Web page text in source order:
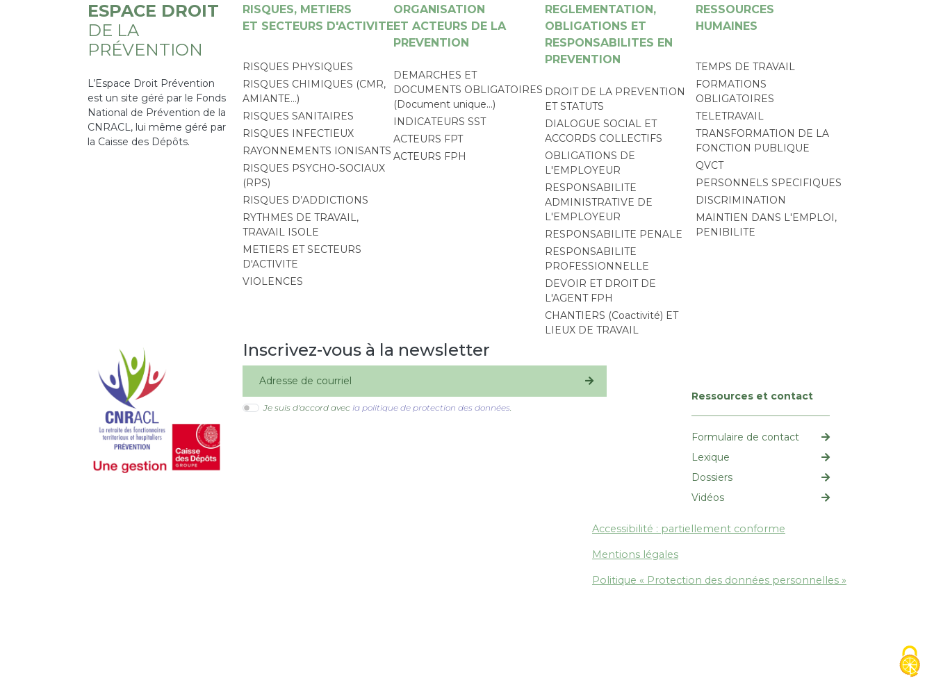
ESPACE DROIT
DE LA
PRÉVENTION
L’Espace Droit Prévention
est un site géré par le Fonds
National de Prévention de la
CNRACL, lui même géré par
la Caisse des Dépôts.
RISQUES, METIERS
ET SECTEURS D'ACTIVITE
RISQUES PHYSIQUES
RISQUES CHIMIQUES (CMR,
AMIANTE…)
RISQUES SANITAIRES
RISQUES INFECTIEUX
RAYONNEMENTS IONISANTS
RISQUES PSYCHO-SOCIAUX
(RPS)
RISQUES D’ADDICTIONS
RYTHMES DE TRAVAIL,
TRAVAIL ISOLE
METIERS ET SECTEURS
D'ACTIVITE
VIOLENCES
ORGANISATION
ET ACTEURS DE LA
PREVENTION
DEMARCHES ET
DOCUMENTS OBLIGATOIRES
(Document unique…)
INDICATEURS SST
ACTEURS FPT
ACTEURS FPH
REGLEMENTATION,
OBLIGATIONS ET
RESPONSABILITES EN
PREVENTION
DROIT DE LA PREVENTION
ET STATUTS
DIALOGUE SOCIAL ET
ACCORDS COLLECTIFS
OBLIGATIONS DE
L'EMPLOYEUR
RESPONSABILITE
ADMINISTRATIVE DE
L'EMPLOYEUR
RESPONSABILITE PENALE
RESPONSABILITE
PROFESSIONNELLE
DEVOIR ET DROIT DE
L'AGENT FPH
CHANTIERS (Coactivité) ET
LIEUX DE TRAVAIL
RESSOURCES
HUMAINES
TEMPS DE TRAVAIL
FORMATIONS
OBLIGATOIRES
TELETRAVAIL
TRANSFORMATION DE LA
FONCTION PUBLIQUE
QVCT
PERSONNELS SPECIFIQUES
DISCRIMINATION
MAINTIEN DANS L'EMPLOI,
PENIBILITE
Image Inscrivez-vous à la newsletter
Je suis d'accord avecla politique de protection des données.
Ressources et contact
Formulaire de contact
Lexique
Dossiers
Vidéos
Accessibilité : partiellement conforme
Mentions légales
Politique « Protection des données personnelles »